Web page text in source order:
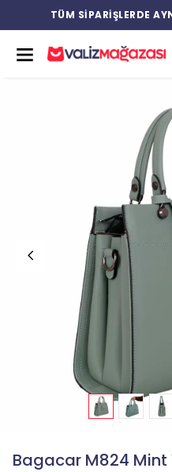
TÜM SİPARİŞLERDE
Bagacar M824 Mint